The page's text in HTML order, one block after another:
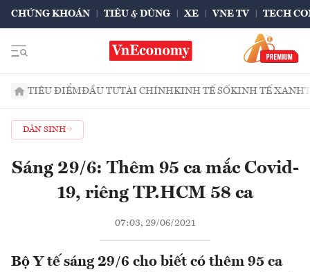
CHỨNG KHOÁN TIÊU & DÙNG XE VNE TV TECH
TIÊU ĐIỂMĐẦU TƯTÀI CHÍNHKINH TẾ SỐKINH TẾ XANH
DÂN SINH
Sáng 29/6: Thêm 95 ca mắc Covid-
19, riêng TP.HCM 58 ca
07:03, 29/06/2021
Bộ Y tế sáng 29/6 cho biết có thêm 95 ca